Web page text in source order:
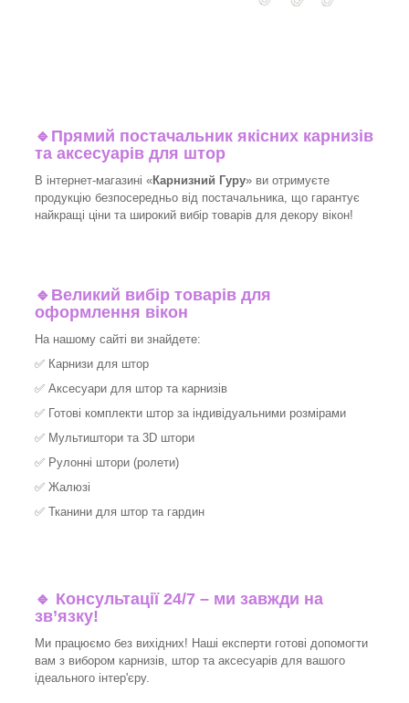
🔹 Прямий постачальник якісних карнизів
та аксесуарів для штор
В інтернет-магазині «Карнизний Гуру» ви отримуєте
продукцію безпосередньо від постачальника, що гарантує
найкращі ціни та широкий вибір товарів для декору вікон!
🔹 Великий вибір товарів для
оформлення вікон
На нашому сайті ви знайдете:
✅ Карнизи для штор
✅ Аксесуари для штор та карнизів
✅ Готові комплекти штор за індивідуальними розмірами
✅ Мультиштори та 3D штори
✅ Рулонні штори (ролети)
✅ Жалюзі
✅ Тканини для штор та гардин
🔹 Консультації 24/7 – ми завжди на
зв’язку!
Ми працюємо без вихідних! Наші експерти готові допомогти
вам з вибором карнизів, штор та аксесуарів для вашого
ідеального інтер'єру.